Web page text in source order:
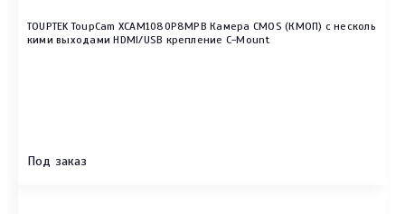
TOUPTEK ToupCam XCAM1080P8MPB Камера CMOS (КМОП) с несколь
кими выходами HDMI/USB крепление C-Mount
Под заказ